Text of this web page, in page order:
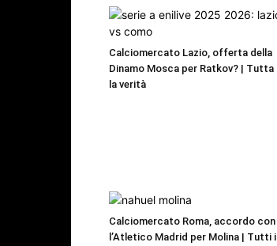
Calciomercato Lazio, offerta della
Dinamo Mosca per Ratkov? | Tutta
la verità
Calciomercato Roma, accordo con
l’Atletico Madrid per Molina | Tutti i